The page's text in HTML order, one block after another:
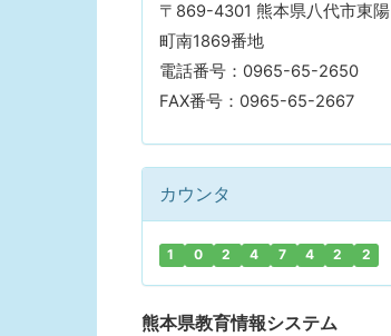
〒869-4301 熊本県八代市東陽
町南1869番地
電話番号：0965-65-2650
FAX番号：0965-65-2667
カウンタ
1 0 2 4 7 4 2 2
熊本県教育情報システム